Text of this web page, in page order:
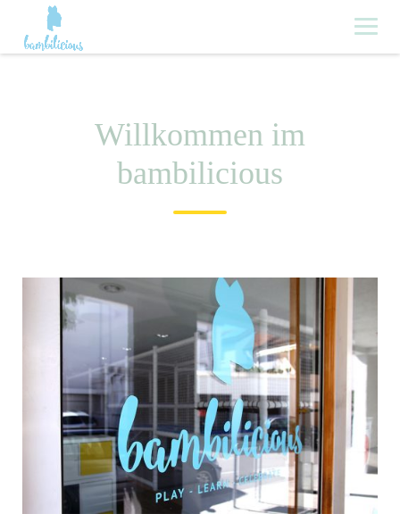
content
Willkommen im
bambilicious